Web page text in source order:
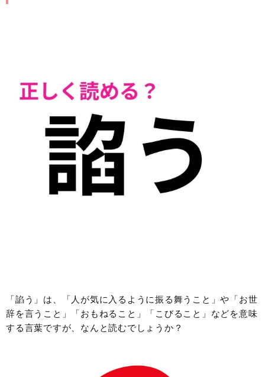
「諂う」は、「人が気に入るように振る舞うこと」や「お世
辞を言うこと」「おもねること」「こびること」などを意味
する言葉ですが、なんと読むでしょうか？